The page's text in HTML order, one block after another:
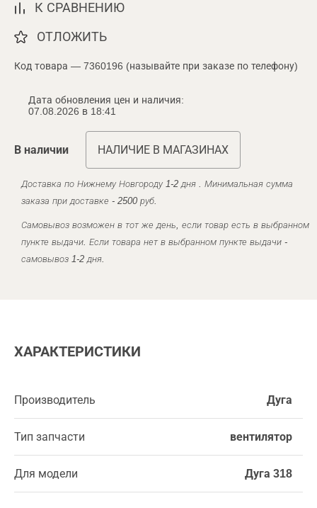
К СРАВНЕНИЮ
ОТЛОЖИТЬ
Код товара — 7360196 (называйте при заказе по телефону)
Дата обновления цен и наличия:
07.08.2026 в 18:41
В наличии НАЛИЧИЕ В МАГАЗИНАХ
Доставка по Нижнему Новгороду 1-2 дня . Минимальная сумма
заказа при доставке - 2500 руб.
Самовывоз возможен в тот же день, если товар есть в выбранном
пункте выдачи. Если товара нет в выбранном пункте выдачи -
самовывоз 1-2 дня.
ХАРАКТЕРИСТИКИ
Производитель Дуга
Тип запчасти вентилятор
Для модели Дуга 318